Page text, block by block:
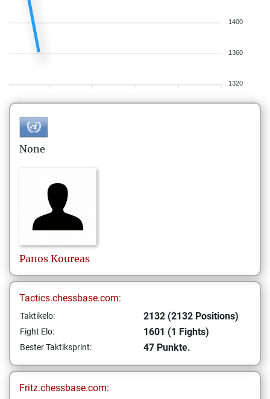
1400
1360
1320
None
Panos Koureas
Tactics.chessbase.com:
Taktikelo: 2132 (2132 Positions)
Fight Elo: 1601 (1 Fights)
Bester Taktiksprint: 47 Punkte.
Fritz.chessbase.com: